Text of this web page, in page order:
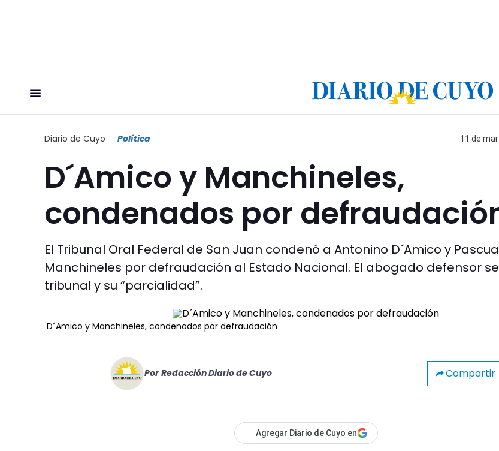
Diario de Cuyo Política 11 de
D´Amico y Manchineles,
condenados por
El Tribunal Oral Federal de San Juan condenó a Antonino D´Amico y
Manchineles por defraudación al Estado Nacional. El abogado defensor
tribunal y su “parcialidad”.
D´Amico y Manchineles, condenados por defraudación
Por Redacción Diario de Cuyo Compartir
Agregar Diario de Cuyo en